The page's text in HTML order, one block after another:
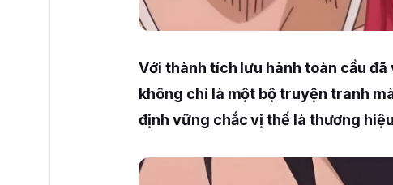
Với thành tích lưu hành toàn cầu
không chỉ là một bộ truyện tranh
định vững chắc vị thế là thương